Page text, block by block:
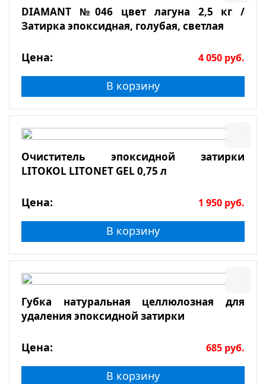
DIAMANT №046 цвет лагуна 2,5 кг /
Затирка эпоксидная, голубая, светлая
Цена: 4 050 руб.
В корзину
Очиститель эпоксидной затирки
LITOKOL LITONET GEL 0,75 л
Цена: 1 950 руб.
В корзину
Губка натуральная целлюлозная для
удаления эпоксидной затирки
Цена: 685 руб.
В корзину